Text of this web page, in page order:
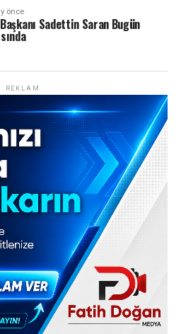
önce
Sadettin Saran Bugün
REKLAM